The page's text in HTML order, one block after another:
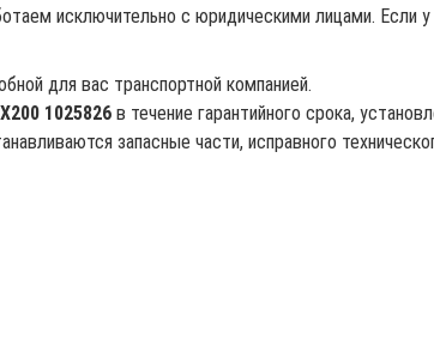
исключительно с юридическими лицами. Если
для вас транспортной компанией.
1025826 в течение гарантийного срока,
запасные части, исправного